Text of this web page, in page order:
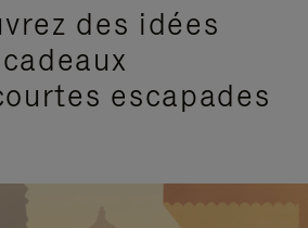
des idées
cadeaux
escapades